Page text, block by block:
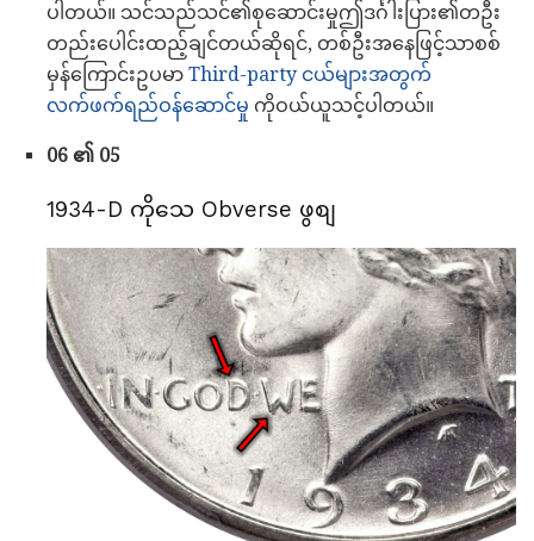
ပါတယ်။ သင်သည်သင်၏စုဆောင်းမှုဤဒင်္ဂါးပြား၏တဦး
တည်းပေါင်းထည့်ချင်တယ်ဆိုရင်, တစ်ဦးအနေဖြင့်သာစစ်
မှန်ကြောင်းဥပမာ Third-party ငယ်များအတွက်
လက်ဖက်ရည်ဝန်ဆောင်မှု ကိုဝယ်ယူသင့်ပါတယ်။
06 ၏ 05
1934-D ကိုသေ Obverse ဖွစျ